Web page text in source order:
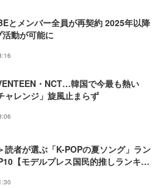
とメンバー全員が再契約 2025年以降
活動が可能に
・NCT…韓国で今最も熱い
ャレンジ」旋風止まらず
読者が選ぶ「K-POPの夏ソング」ラン
【モデルプレス国民的推しランキン